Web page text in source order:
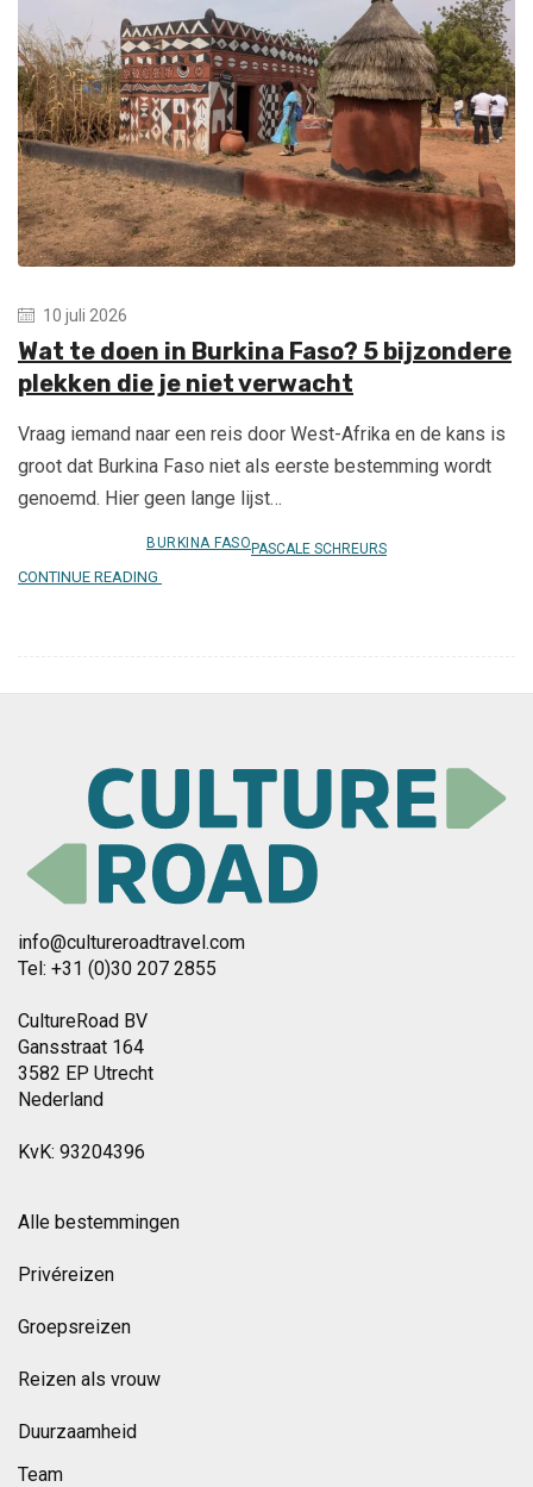
10 juli 2026
Wat te doen in Burkina Faso? 5 bijzondere
plekken die je niet verwacht
Vraag iemand naar een reis door West-Afrika en de kans is
groot dat Burkina Faso niet als eerste bestemming wordt
genoemd. Hier geen lange lijst…
BURKINA FASOPASCALE SCHREURS
CONTINUE READING
info@cultureroadtravel.com
Tel: +31 (0)30 207 2855
CultureRoad BV
Gansstraat 164
3582 EP Utrecht
Nederland
KvK: 93204396
Alle bestemmingen
Privéreizen
Groepsreizen
Reizen als vrouw
Duurzaamheid
Team